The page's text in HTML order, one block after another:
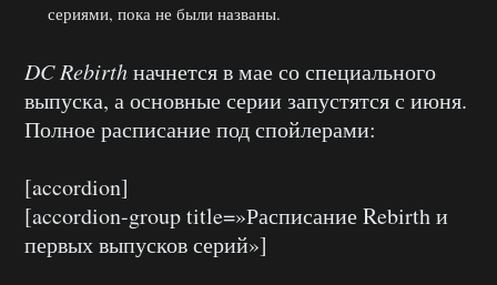
сериями, пока не были названы.
DC Rebirthначнется в мае со специального
выпуска, а основные серии запустятся с июня.
Полное расписание под спойлерами:
[accordion]
[accordion-group title=»Расписание Rebirth и
первых выпусков серий»]